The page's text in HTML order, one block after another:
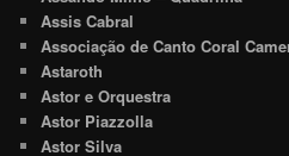
Assis Cabral
Associação de Canto Coral
Astaroth
Astor e Orquestra
Astor Piazzolla
Astor Silva